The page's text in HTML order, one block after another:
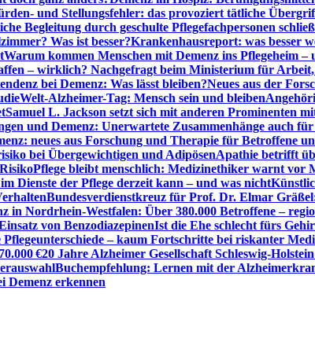
und Stellungsfehler: das provoziert tätliche
Begleitung durch geschulte Pflegefachpersonen
Was ist besser?Krankenhausreport: was besser
Warum kommen Menschen mit Demenz ins Pflegeheim
– wirklich? Nachgefragt beim Ministerium für
bei Demenz: Was lässt bleiben?Neues aus der
Welt-Alzheimer-Tag: Mensch sein und bleiben
Samuel L. Jackson setzt sich mit anderen Prominenten
und Demenz: Unerwartete Zusammenhänge auch
neues aus Forschung und Therapie für Betroffene
bei Übergewichtigen und AdipösenApathie betrifft
Pflege bleibt menschlich: Medizinethiker warnt vor
Dienste der Pflege derzeit kann – und was nicht
Bundesverdienstkreuz für Prof. Dr. Elmar
in Nordrhein-Westfalen: Über 380.000 Betroffene –
von BenzodiazepinenIst die Ehe schlecht fürs
– kaum Fortschritte bei riskanter
€20 Jahre Alzheimer Gesellschaft Schleswig-
Buchempfehlung: Lernen mit der
Demenz erkennen